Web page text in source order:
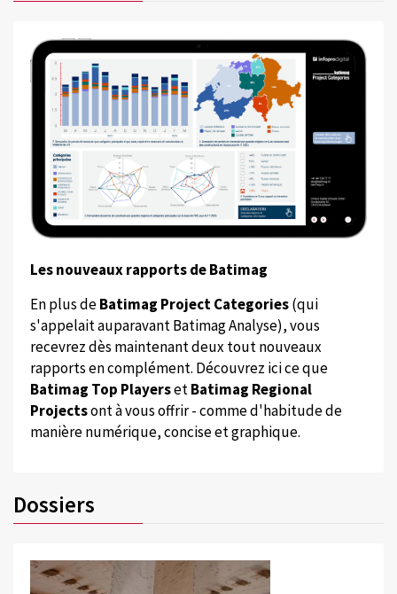
Les nouveaux rapports de Batimag
En plus deBatimag Project Categories(qui
s'appelait auparavant Batimag Analyse), vous
recevrez dès maintenant deux tout nouveaux
rapports en complément. Découvrez ici ce que
Batimag Top PlayersetBatimag Regional
Projectsont à vous offrir - comme d'habitude de
manière numérique, concise et graphique.
Dossiers